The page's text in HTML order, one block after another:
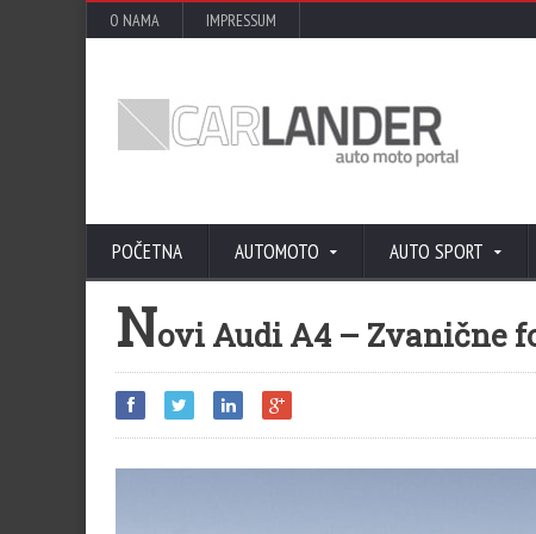
O NAMA IMPRESSUM
POČETNA AUTOMOTO AUTO SPORT
Novi Audi A4 – Zvanične